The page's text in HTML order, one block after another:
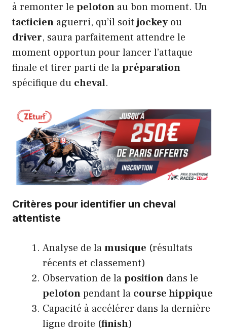
à remonter le peloton au bon moment. Un
tacticien aguerri, qu’il soitjockeyou
driver, saura parfaitement attendre le
moment opportun pour lancer l’attaque
finale et tirer parti de lapréparation
spécifique du cheval.
Critères pour identifier un cheval
attentiste
Analyse de lamusique (résultats
récents et classement)
Observation de laposition dans le
pelotonpendant la course hippique
Capacité à accélérer dans la dernière
ligne droite (finish)